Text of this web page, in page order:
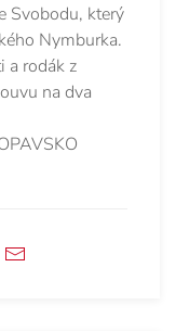
Svobodu, který
Nymburka.
a rodák z
na dva